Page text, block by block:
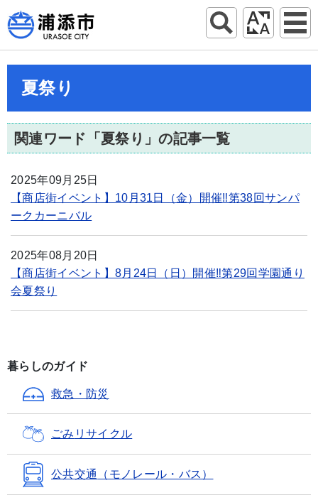
夏祭り
関連ワード「夏祭り」の記事一覧
2025年09月25日
【商店街イベント】10月31日（金）開催‼第38回サンパ
ークカーニバル
2025年08月20日
【商店街イベント】8月24日（日）開催‼第29回学園通り
会夏祭り
暮らしのガイド
救急・防災
ごみ リサイクル
公共交通 （モノレール・バス）